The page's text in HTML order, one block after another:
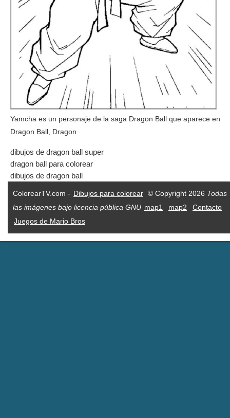
Yamcha es un personaje de la saga Dragon Ball que aparece en
Dragon Ball, Dragon
dibujos de dragon ball super
dragon ball para colorear
dibujos de dragon ball
ColorearTV.com - Dibujos para colorear © Copyright 2026 Todas
las imágenes bajo licencia pública GNU map1 map2
Contacto
Juegos de Mario Bros